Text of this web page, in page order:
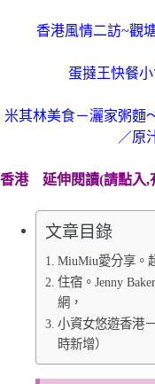
香港風情二訪~觀
蛋撻王快餐
米其林美食－灑家粥麵
／原
香港 延伸閱讀(請點入
文章目錄
MiuMiu愛分享。
住宿。Jenny
網，
小資女悠遊香港
時新增）